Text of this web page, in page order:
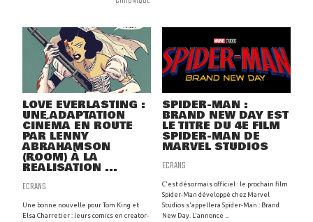
LOVE EVERLASTING :
UNE ADAPTATION
CINÉMA EN ROUTE
PAR LENNY
ABRAHAMSON
(ROOM) À LA
RÉALISATION ...
ECRANS
Une bonne nouvelle pour Tom King et
Elsa Charretier : leurs comics en creator-
SPIDER-MAN :
BRAND NEW DAY EST
LE TITRE DU 4E FILM
SPIDER-MAN DE
MARVEL STUDIOS
ECRANS
C'est désormais officiel : le prochain film
Spider-Man développé chez Marvel
Studios s'appellera Spider-Man : Brand
New Day. L'annonce ...